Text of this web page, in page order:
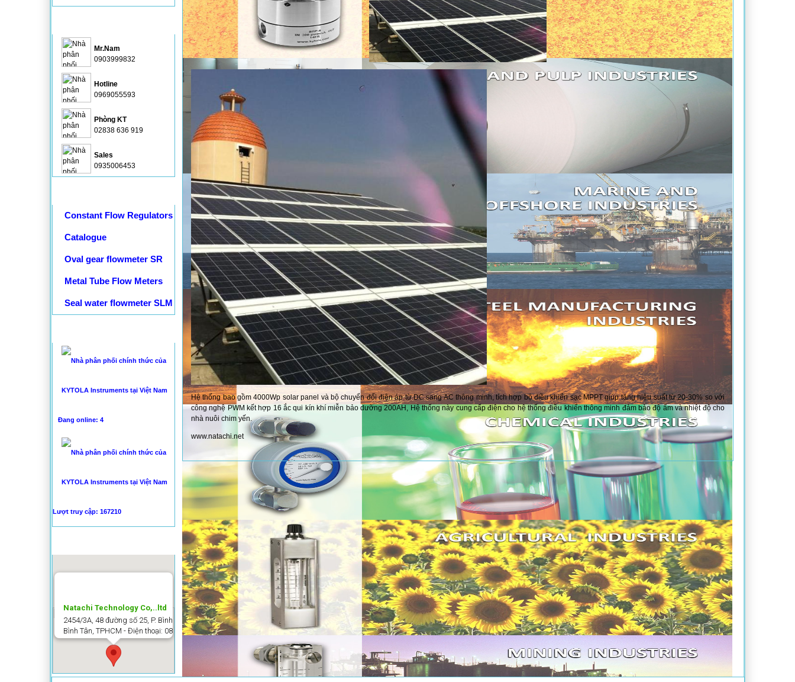
Mr.Nam
0903999832
Hotline
0969055593
Phòng KT
02838 636 919
Sales
0935006453
Constant Flow Regulators
Catalogue
Oval gear flowmeter SR
Metal Tube Flow Meters
Seal water flowmeter SLM
Đang online: 4
Lượt truy cập: 167210
Natachi Technology Co,..ltd
2454/3A, 48 đường số 25, P. Bình Trị Đông B, Q.
Bình Tân, TPHCM - Điện thoại: 0838 636 919
Hệ thống bao gồm 4000Wp solar panel và bộ chuyển đổi điện áp từ DC sang AC thông minh, tích hợp bộ điều khiển sạc MPPT giúp tăng hiệu suất từ 20-30% so với
công nghệ PWM kết hợp 16 ắc qui kín khí miễn bảo dưỡng 200AH, Hệ thống này cung cấp điện cho hệ thống điều khiển thông minh đảm bảo độ ẩm và nhiệt độ cho
nhà nuôi chim yến.
www.natachi.net
-Làm thế nào giám sát được nước có trong dầu?
Magnetic Flowmeters Top Revenue Charts
-Vietnam – Potentially Exciting Prospects for Long-term Solar PV Growth
Hệ thống điện năng lượng mặt trời 4000 Wp
-Xử lý nước thải ở Việt Nam
-OILCOL giám sát chất lượng dầu tản nhiệt